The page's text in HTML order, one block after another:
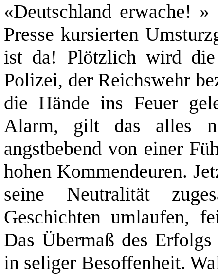
«Deutschland erwache!
Presse kursierten
ist da! Plötzlich wird die
Polizei, der Reichswehr
die Hände ins Feuer
Alarm, gilt das alles
angstbebend von einer
hohen Kommendeuren.
seine Neutralität
Geschichten umlaufen,
Das Übermaß des
in seliger Besoffenheit.